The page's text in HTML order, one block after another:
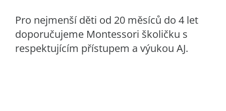
Pro nejmenší děti od 20 měsíců do 4 let
doporučujeme Montessori školičku s
respektujícím přístupem a výukou AJ.